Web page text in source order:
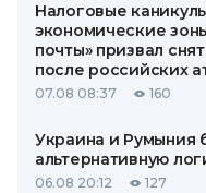
Налоговые
экономические
почты» призвал
после российских
07.08 08:37 160
Украина и Румыния
альтернативную
06.08 20:12 127